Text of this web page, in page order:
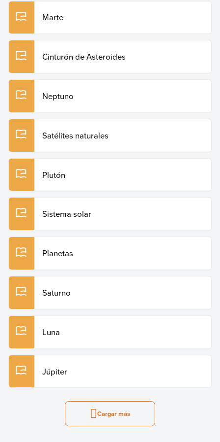
Marte
Cinturón de Asteroides
Neptuno
Satélites naturales
Plutón
Sistema solar
Planetas
Saturno
Luna
Júpiter
Cargar más